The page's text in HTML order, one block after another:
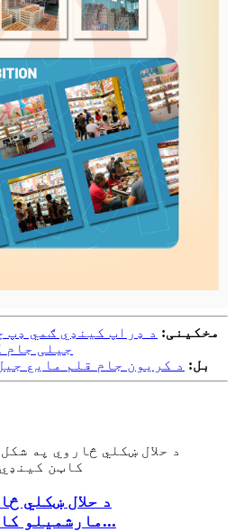
مخکینی: د ډراپ کینډي ګمي ډپ
جیلی جام
بل: د کریون جام قلم مایع
د حلال ښکلي
مارشمیلو کاټن کولی شي...